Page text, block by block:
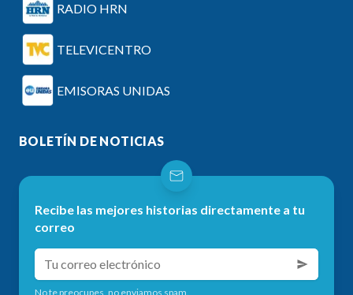
RADIO HRN
TELEVICENTRO
EMISORAS UNIDAS
BOLETÍN DE NOTICIAS
Recibe las mejores historias directamente a tu
correo
No te preocupes, no enviamos spam.